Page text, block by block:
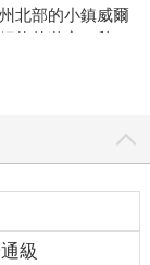
北部的小鎮威爾
約的遊客。秋
爾默頓，說著這
莉說，一邊把一
答應無論如何都
級